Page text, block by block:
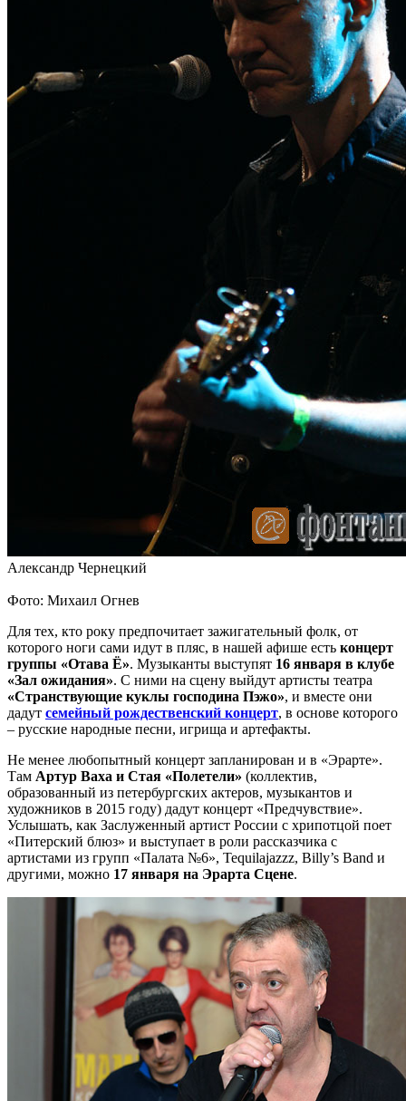
Александр Чернецкий
Фото: Михаил Огнев
Для тех, кто року предпочитает зажигательный фолк, от
которого ноги сами идут в пляс, в нашей афише есть концерт
группы «Отава Ё». Музыканты выступят 16 января в клубе
«Зал ожидания». С ними на сцену выйдут артисты театра
«Странствующие куклы господина Пэжо», и вместе они
дадут семейный рождественский концерт, в основе которого
– русские народные песни, игрища и артефакты.
Не менее любопытный концерт запланирован и в «Эрарте».
Там Артур Ваха и Стая «Полетели» (коллектив,
образованный из петербургских актеров, музыкантов и
художников в 2015 году) дадут концерт «Предчувствие».
Услышать, как Заслуженный артист России с хрипотцой поет
«Питерский блюз» и выступает в роли рассказчика с
артистами из групп «Палата №6», Tequilajazzz, Billy’s Band и
другими, можно 17 января на Эрарта Сцене.